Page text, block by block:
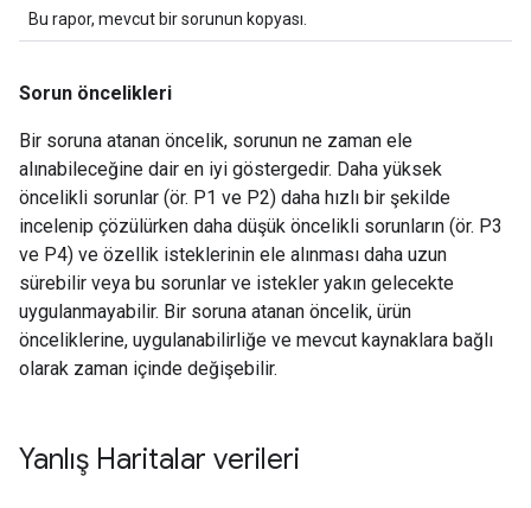
Bu rapor, mevcut bir sorunun kopyası.
Sorun öncelikleri
Bir soruna atanan öncelik, sorunun ne zaman ele
alınabileceğine dair en iyi göstergedir. Daha yüksek
öncelikli sorunlar (ör. P1 ve P2) daha hızlı bir şekilde
incelenip çözülürken daha düşük öncelikli sorunların (ör. P3
ve P4) ve özellik isteklerinin ele alınması daha uzun
sürebilir veya bu sorunlar ve istekler yakın gelecekte
uygulanmayabilir. Bir soruna atanan öncelik, ürün
önceliklerine, uygulanabilirliğe ve mevcut kaynaklara bağlı
olarak zaman içinde değişebilir.
Yanlış Haritalar verileri